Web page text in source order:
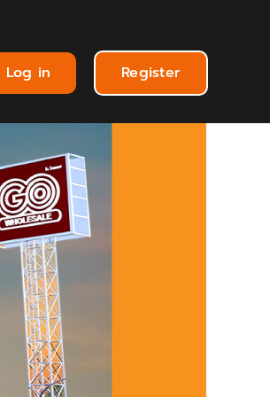
Log in Register